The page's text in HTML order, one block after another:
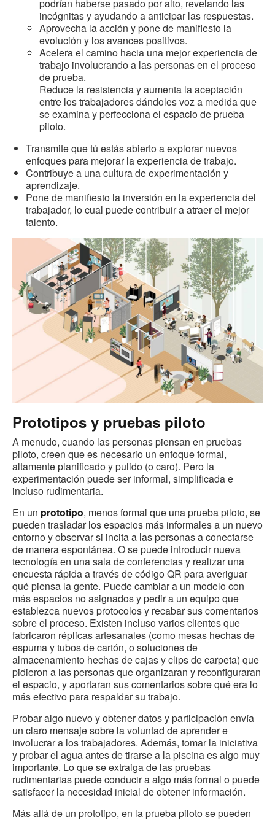
podrían haberse pasado por alto, revelando las
incógnitas y ayudando a anticipar las respuestas.
Aprovecha la acción y pone de manifiesto la
evolución y los avances positivos.
Acelera el camino hacia una mejor experiencia de
trabajo involucrando a las personas en el proceso
de prueba.
Reduce la resistencia y aumenta la aceptación
entre los trabajadores dándoles voz a medida que
se examina y perfecciona el espacio de prueba
piloto.
Transmite que tú estás abierto a explorar nuevos
enfoques para mejorar la experiencia de trabajo.
Contribuye a una cultura de experimentación y
aprendizaje.
Pone de manifiesto la inversión en la experiencia del
trabajador, lo cual puede contribuir a atraer el mejor
talento.
Prototipos y pruebas piloto
A menudo, cuando las personas piensan en pruebas
piloto, creen que es necesario un enfoque formal,
altamente planificado y pulido (o caro). Pero la
experimentación puede ser informal, simplificada e
incluso rudimentaria.
En un prototipo, menos formal que una prueba piloto, se
pueden trasladar los espacios más informales a un nuevo
entorno y observar si incita a las personas a conectarse
de manera espontánea. O se puede introducir nueva
tecnología en una sala de conferencias y realizar una
encuesta rápida a través de código QR para averiguar
qué piensa la gente. Puede cambiar a un modelo con
más espacios no asignados y pedir a un equipo que
establezca nuevos protocolos y recabar sus comentarios
sobre el proceso. Existen incluso varios clientes que
fabricaron réplicas artesanales (como mesas hechas de
espuma y tubos de cartón, o soluciones de
almacenamiento hechas de cajas y clips de carpeta) que
pidieron a las personas que organizaran y reconfiguraran
el espacio, y aportaran sus comentarios sobre qué era lo
más efectivo para respaldar su trabajo.
Probar algo nuevo y obtener datos y participación envía
un claro mensaje sobre la voluntad de aprender e
involucrar a los trabajadores. Además, tomar la iniciativa
y probar el agua antes de tirarse a la piscina es algo muy
importante. Lo que se extraiga de las pruebas
rudimentarias puede conducir a algo más formal o puede
satisfacer la necesidad inicial de obtener información.
Más allá de un prototipo, en la prueba piloto se pueden